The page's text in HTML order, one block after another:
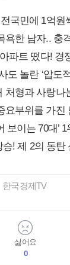
국민에 1억원
욕한 남자.. 충
파트 떴다! 경
도 놀란 ‘압도
처형과 사랑나
요부위를 가진
보이는 70대’
! 제 2의 동탄
한국경제TV
싫어요
0